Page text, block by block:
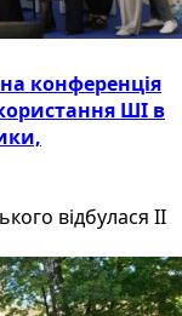
конференція
ШІ в
відбулася ІІ